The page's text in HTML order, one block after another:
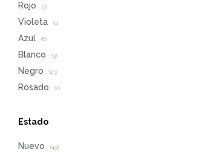
Rojo (5)
Violeta (1)
Azul (6)
Blanco (3)
Negro (23)
Rosado (2)
Estado
Nuevo (49)